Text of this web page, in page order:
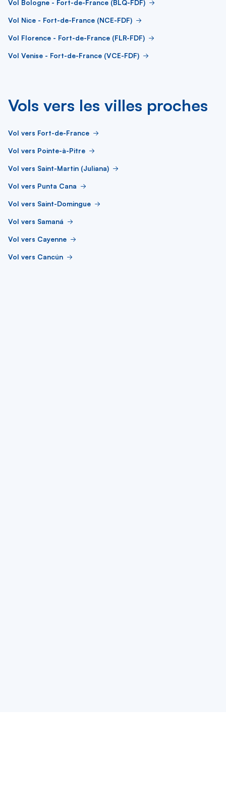
Vol Bologne - Fort-de-France (BLQ-FDF)
Vol Nice - Fort-de-France (NCE-FDF)
Vol Florence - Fort-de-France (FLR-FDF)
Vol Venise - Fort-de-France (VCE-FDF)
Vols vers les villes proches
Vol vers Fort-de-France
Vol vers Pointe-à-Pitre
Vol vers Saint-Martin (Juliana)
Vol vers Punta Cana
Vol vers Saint-Domingue
Vol vers Samaná
Vol vers Cayenne
Vol vers Cancún